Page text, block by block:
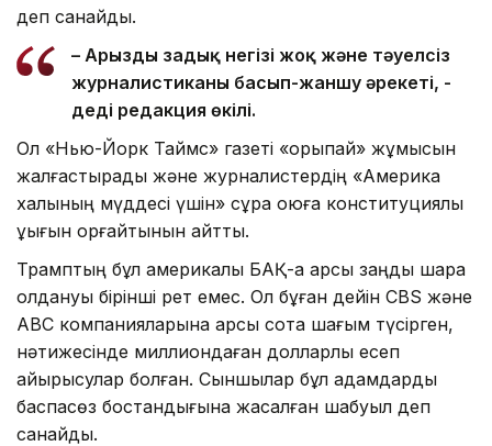
деп санайды.
– Арыздың заңдық негізі жоқ және тәуелсіз
журналистиканы басып-жаншу әрекеті, -
деді редакция өкілі.
Ол «Нью-Йорк Таймс» газеті «қорықпай» жұмысын
жалғастырады және журналистердің «Америка
халқының мүддесі үшін» сұрақ қоюға конституциялық
құқығын қорғайтынын айтты.
Трамптың бұл америкалық БАҚ-қа қарсы заңды шара
қолдануы бірінші рет емес. Ол бұған дейін CBS және
ABC компанияларына қарсы сотқа шағым түсірген,
нәтижесінде миллиондаған долларлық есеп
айырысулар болған. Сыншылар бұл қадамдарды
баспасөз бостандығына жасалған шабуыл деп
санайды.